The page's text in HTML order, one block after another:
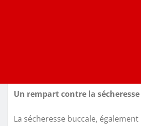
Un rempart contre la
La sécheresse buccale,